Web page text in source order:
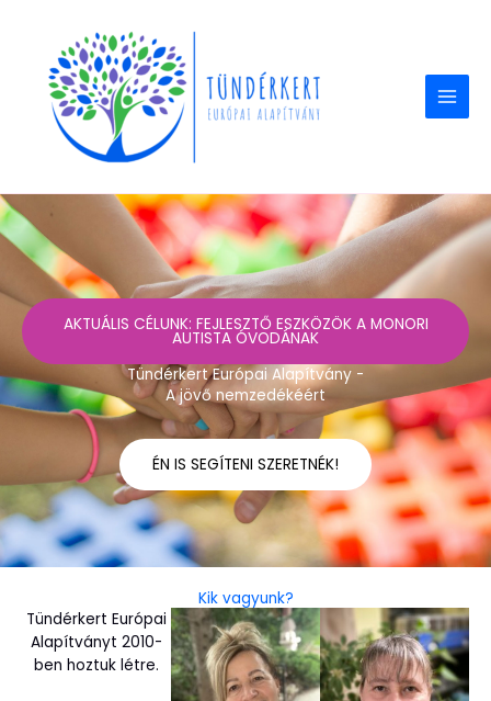
content
AKTUÁLIS CÉLUNK: FEJLESZTŐ ESZKÖZÖK A MONORI
AUTISTA ÓVODÁNAK
Tündérkert Európai Alapítvány -
A jövő nemzedékéért
ÉN IS SEGÍTENI SZERETNÉK!
Kik vagyunk?
Tündérkert Európai
Alapítványt 2010-
ben hoztuk létre.